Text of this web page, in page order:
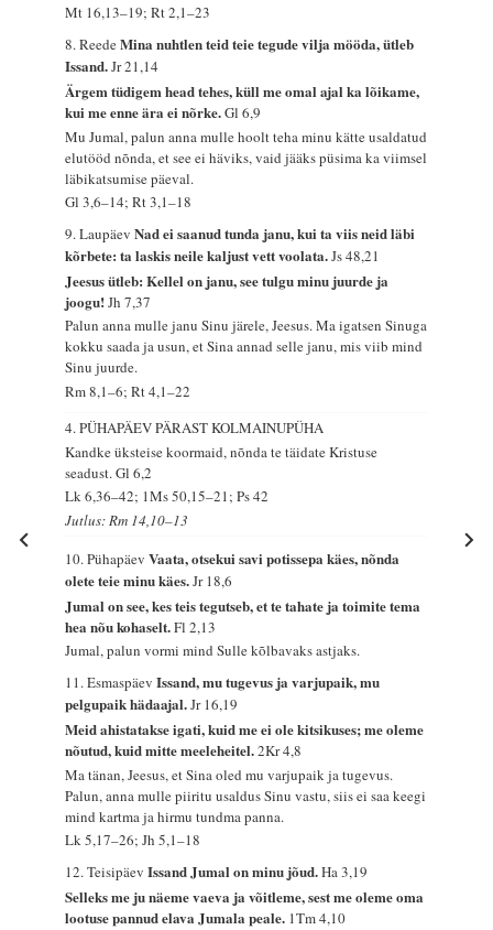
Mt 16,13–19; Rt 2,1–23
8. ReedeMina nuhtlen teid teie tegude vilja mööda, ütleb
Issand.Jr 21,14
Ärgem tüdigem head tehes, küll me omal ajal ka lõikame,
kui me enne ära ei nõrke.Gl 6,9
Mu Jumal, palun anna mulle hoolt teha minu kätte usaldatud
elutööd nõnda, et see ei häviks, vaid jääks püsima ka viimsel
läbikatsumise päeval.
Gl 3,6–14; Rt 3,1–18
9. LaupäevNad ei saanud tunda janu, kui ta viis neid läbi
kõrbete: ta laskis neile kaljust vett voolata.Js 48,21
Jeesus ütleb: Kellel on janu, see tulgu minu juurde ja
joogu!Jh 7,37
Palun anna mulle janu Sinu järele, Jeesus. Ma igatsen Sinuga
kokku saada ja usun, et Sina annad selle janu, mis viib mind
Sinu juurde.
Rm 8,1–6; Rt 4,1–22
4. PÜHAPÄEV PÄRAST KOLMAINUPÜHA
Kandke üksteise koormaid, nõnda te täidate Kristuse
seadust.Gl 6,2
Lk 6,36–42; 1Ms 50,15–21; Ps 42
Jutlus: Rm 14,10–13
10. PühapäevVaata, otsekui savi potissepa käes, nõnda
olete teie minu käes.Jr 18,6
Jumal on see, kes teis tegutseb, et te tahate ja toimite tema
hea nõu kohaselt.Fl 2,13
Jumal, palun vormi mind Sulle kõlbavaks astjaks.
11. EsmaspäevIssand, mu tugevus ja varjupaik, mu
pelgupaik hädaajal.Jr 16,19
Meid ahistatakse igati, kuid me ei ole kitsikuses; me oleme
nõutud, kuid mitte meeleheitel.2Kr 4,8
Ma tänan, Jeesus, et Sina oled mu varjupaik ja tugevus.
Palun, anna mulle piiritu usaldus Sinu vastu, siis ei saa keegi
mind kartma ja hirmu tundma panna.
Lk 5,17–26; Jh 5,1–18
12. TeisipäevIssand Jumal on minu jõud.Ha 3,19
Selleks me ju näeme vaeva ja võitleme, sest me oleme oma
lootuse pannud elava Jumala peale. 1Tm 4,10